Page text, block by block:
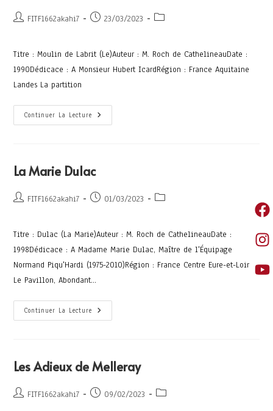
FITF1662akahi7 23/03/2023
Titre : Moulin de Labrit (Le)Auteur : M. Roch de CathelineauDate :
1990Dédicace : A Monsieur Hubert IcardRégion : France Aquitaine
Landes La partition
Continuer La Lecture
La Marie Dulac
FITF1662akahi7 01/03/2023
Titre : Dulac (La Marie)Auteur : M. Roch de CathelineauDate :
1998Dédicace : A Madame Marie Dulac, Maître de l'Équipage
Normand Piqu'Hardi (1975-2010)Région : France Centre Eure-et-Loir
Le Pavillon, Abondant…
Continuer La Lecture
Les Adieux de Melleray
FITF1662akahi7 09/02/2023